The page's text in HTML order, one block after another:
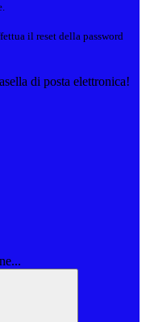
il reset della password
di posta elettronica!